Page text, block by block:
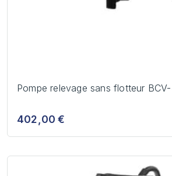
Pompe relevage sans flotteur
402,00 €